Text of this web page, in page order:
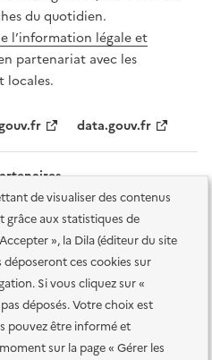
de visualiser des contenus
aux statistiques de
», la Dila (éditeur du site
déposeront ces cookies sur
Si vous cliquez sur «
déposés. Votre choix est
pouvez être informé et
sur la page « Gérer les
du quotidien.
l’information légale et
partenariat avec les
locales.
data.gouv.fr
conforme
Accessibilité des
Données personnelles et sécurité
Gestion des cookies